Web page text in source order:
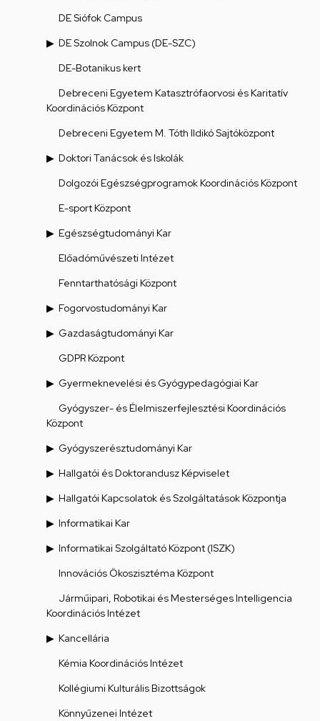
DE Siófok Campus
DE Szolnok Campus (DE-SZC)
DE-Botanikus kert
Debreceni Egyetem Katasztrófaorvosi és Karitatív
Koordinációs Központ
Debreceni Egyetem M. Tóth Ildikó Sajtóközpont
Doktori Tanácsok és Iskolák
Dolgozói Egészségprogramok Koordinációs Központ
E-sport Központ
Egészségtudományi Kar
Előadóművészeti Intézet
Fenntarthatósági Központ
Fogorvostudományi Kar
Gazdaságtudományi Kar
GDPR Központ
Gyermeknevelési és Gyógypedagógiai Kar
Gyógyszer- és Élelmiszerfejlesztési Koordinációs
Központ
Gyógyszerésztudományi Kar
Hallgatói és Doktorandusz Képviselet
Hallgatói Kapcsolatok és Szolgáltatások Központja
Informatikai Kar
Informatikai Szolgáltató Központ (ISZK)
Innovációs Ökoszisztéma Központ
Járműipari, Robotikai és Mesterséges Intelligencia
Koordinációs Intézet
Kancellária
Kémia Koordinációs Intézet
Kollégiumi Kulturális Bizottságok
Könnyűzenei Intézet